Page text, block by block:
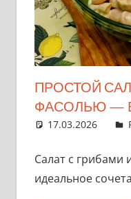
ПРОСТОЙ
ФАСОЛЬЮ —
17.03.2026
Салат с грибами
идеальное